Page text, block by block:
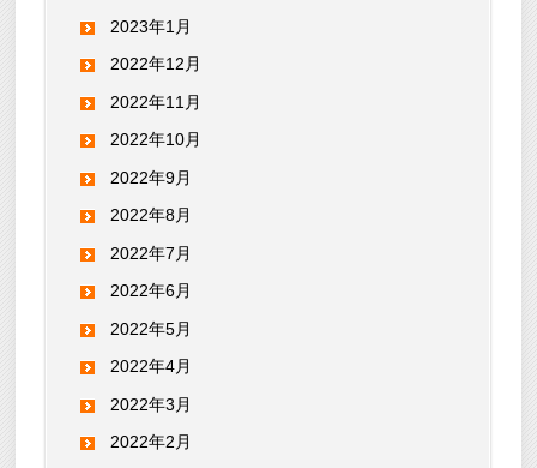
2023年1月
2022年12月
2022年11月
2022年10月
2022年9月
2022年8月
2022年7月
2022年6月
2022年5月
2022年4月
2022年3月
2022年2月